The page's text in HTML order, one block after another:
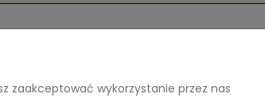
Kontakt i dane firmy
zaakceptować wykorzystanie przez nas